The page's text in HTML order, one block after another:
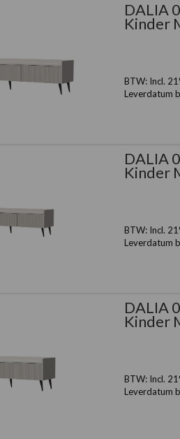
DALIA
Kinder
BTW: Incl.
Leverdatum
DALIA
Kinder
BTW: Incl.
Leverdatum
DALIA
Kinder
BTW: Incl.
Leverdatum